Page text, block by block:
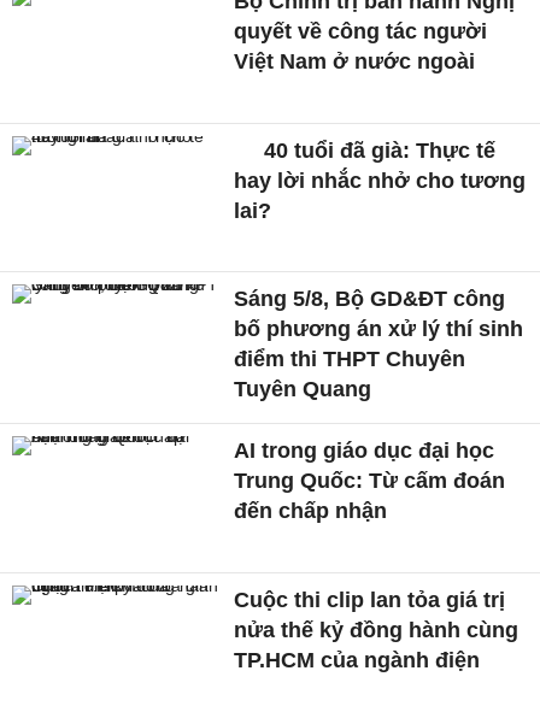
quyết về công tác người
Việt Nam ở nước ngoài
40 tuổi đã già: Thực tế
hay lời nhắc nhở cho tương
lai?
Sáng 5/8, Bộ GD&ĐT công
bố phương án xử lý thí sinh
điểm thi THPT Chuyên
Tuyên Quang
AI trong giáo dục đại học
Trung Quốc: Từ cấm đoán
đến chấp nhận
Cuộc thi clip lan tỏa giá trị
nửa thế kỷ đồng hành cùng
TP.HCM của ngành điện